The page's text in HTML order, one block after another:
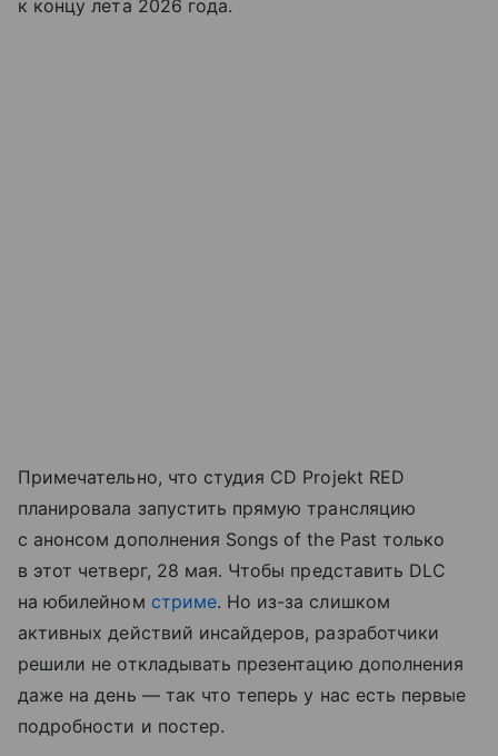
к концу лета 2026 года.
Примечательно, что студия CD Projekt RED
планировала запустить прямую трансляцию
с анонсом дополнения Songs of the Past только
в этот четверг, 28 мая. Чтобы представить DLC
на юбилейном стриме. Но из-за слишком
активных действий инсайдеров, разработчики
решили не откладывать презентацию дополнения
даже на день — так что теперь у нас есть первые
подробности и постер.